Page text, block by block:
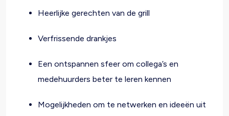
Heerlijke gerechten van de grill
Verfrissende drankjes
Een ontspannen sfeer om collega’s en
medehuurders beter te leren kennen
Mogelijkheden om te netwerken en ideeën uit